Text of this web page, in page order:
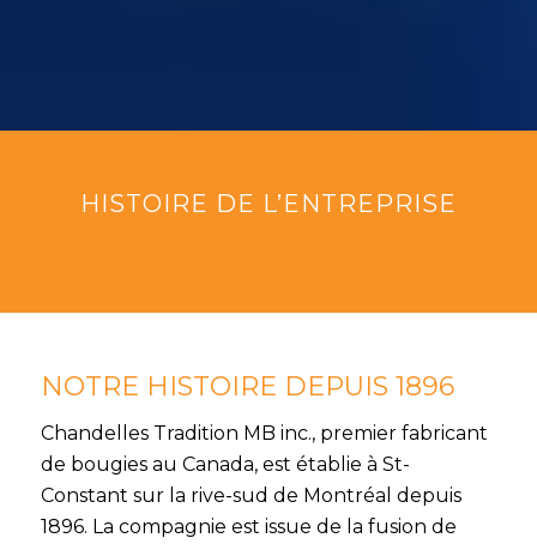
HISTOIRE DE L’ENTREPRISE
NOTRE HISTOIRE DEPUIS 1896
Chandelles Tradition MB inc., premier fabricant
de bougies au Canada, est établie à St-
Constant sur la rive-sud de Montréal depuis
1896. La compagnie est issue de la fusion de